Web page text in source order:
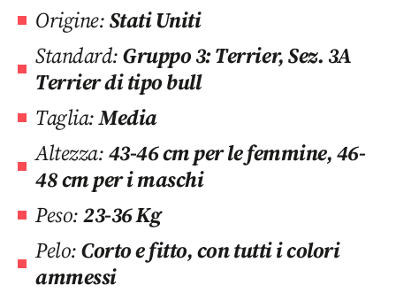
Origine:Stati Uniti
Standard:Gruppo 3: Terrier, Sez. 3A
Terrier di tipo bull
Taglia:Media
Altezza:43-46 cm per le femmine, 46-
48 cm per i maschi
Peso:23-36 Kg
Pelo:Corto e fitto, con tutti i colori
ammessi